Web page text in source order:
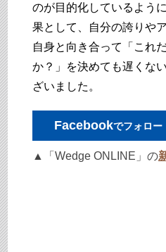
のが目的化しているよう
果として、自分の誇りや
自身と向き合って「これ
か？」を決めても遅くな
ざいました。
Facebookでフォロー
▲「Wedge ONLINE」の